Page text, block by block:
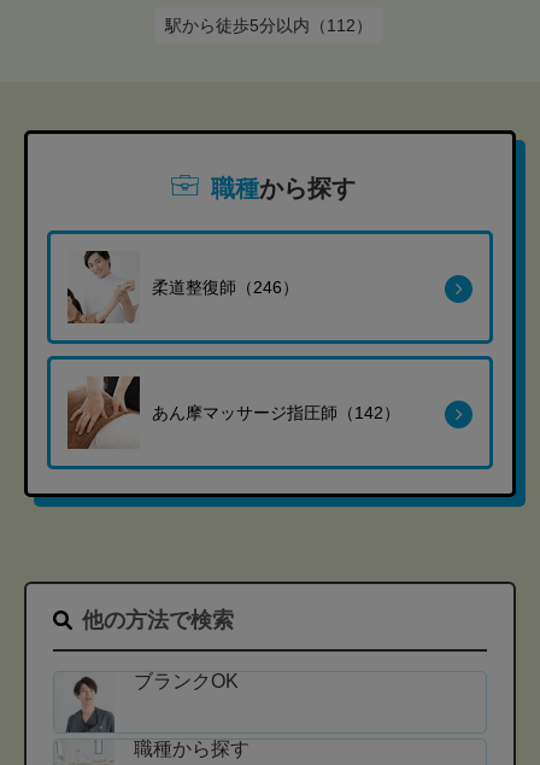
駅から徒歩5分以内（112）
職種から探す
柔道整復師（246）
あん摩マッサージ指圧師（142）
他の方法で検索
ブランクOK
職種から探す